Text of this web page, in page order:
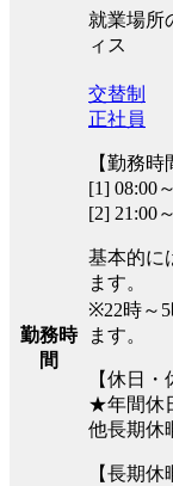
就業場所
ィス
勤務時
間
交替制
正社員
【勤務
[1] 08:00
[2] 21:00
基本的に
ます。
※22時～5
ます。
【休日
★年間休
他長期休
【長期休